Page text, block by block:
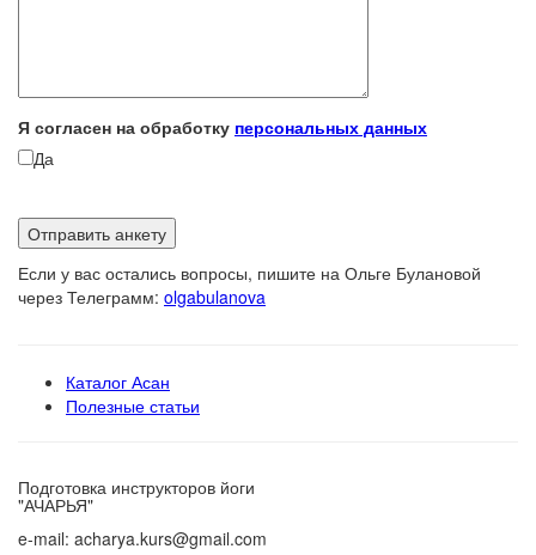
Я согласен на обработку персональных данных
Да
Если у вас остались вопросы, пишите на Ольге Булановой
через Телеграмм: olgabulanova
Каталог Асан
Полезные статьи
Подготовка инструкторов йоги
"АЧАРЬЯ"
e-mail: acharya.kurs@gmail.com